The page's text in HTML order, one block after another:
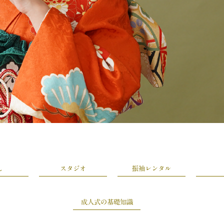
スタジオ 振袖レンタル
成人式の基礎知識